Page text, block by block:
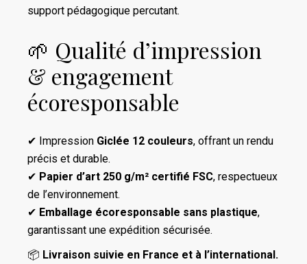
support pédagogique percutant.
🌱 Qualité d’impression
& engagement
écoresponsable
✔ Impression Giclée 12 couleurs, offrant un rendu
précis et durable.
✔ Papier d’art 250 g/m² certifié FSC, respectueux
de l’environnement.
✔ Emballage écoresponsable sans plastique,
garantissant une expédition sécurisée.
📦 Livraison suivie en France et à l’international.